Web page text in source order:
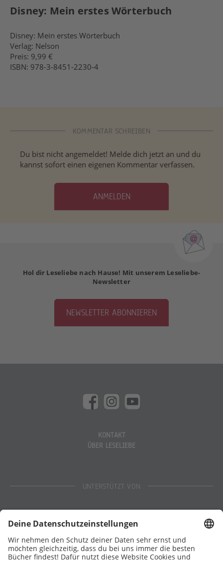
Disney: Mein erstes Wörterbuch
Disney: Mein erstes Wörterbuch
Verlag: Nelson
Preis: 9,99 €
ISBN: 978-3-8451-2230-4
KOMMENTAR SCHREIBEN
Du bist nicht angemeldet! Melde dich jetzt an und du
kannst sofort einen eigenen Kommentar verfassen.
ANMELDEN
Hol dir Leseliebe nach Hause! Mit unserem Leseliebe-
Newsletter
NEWSLETTER ABONNIEREN
KONTAKT
ÜBER LESELIEBE
UNTERSTÜTZT VON
Stiftung Lesen